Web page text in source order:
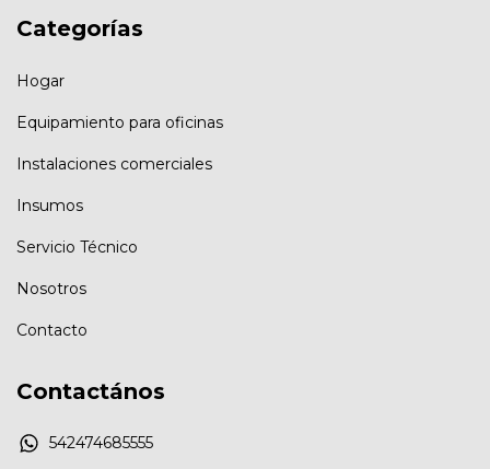
Categorías
Hogar
Equipamiento para oficinas
Instalaciones comerciales
Insumos
Servicio Técnico
Nosotros
Contacto
Contactános
542474685555